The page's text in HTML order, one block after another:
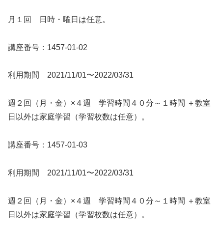
月１回 日時・曜日は任意。
講座番号：1457-01-02
利用期間 2021/11/01〜2022/03/31
週２回（月・金）×４週 学習時間４０分～１時間 ＋教室
日以外は家庭学習（学習枚数は任意）。
講座番号：1457-01-03
利用期間 2021/11/01〜2022/03/31
週２回（月・金）×４週 学習時間４０分～１時間 ＋教室
日以外は家庭学習（学習枚数は任意）。